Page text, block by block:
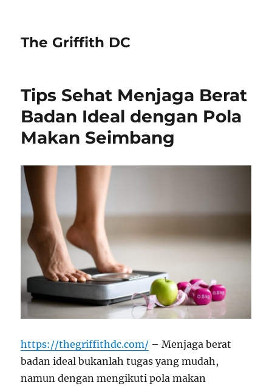
The Griffith DC
Tips Sehat Menjaga Berat
Badan Ideal dengan Pola
Makan Seimbang
https://thegriffithdc.com/ – Menjaga berat
badan ideal bukanlah tugas yang mudah,
namun dengan mengikuti pola makan